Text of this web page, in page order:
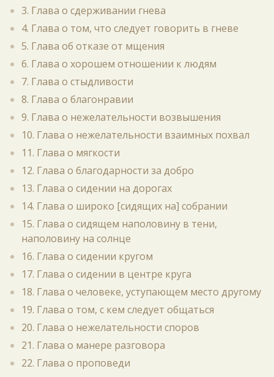
3. Глава о сдерживании гнева
4. Глава о том, что следует говорить в гневе
5. Глава об отказе от мщения
6. Глава о хорошем отношении к людям
7. Глава о стыдливости
8. Глава о благонравии
9. Глава о нежелательности возвышения
10. Глава о нежелательности взаимных похвал
11. Глава о мягкости
12. Глава о благодарности за добро
13. Глава о сидении на дорогах
14. Глава о широко [сидящих на] собрании
15. Глава о сидящем наполовину в тени,
наполовину на солнце
16. Глава о сидении кругом
17. Глава о сидении в центре круга
18. Глава о человеке, уступающем место другому
19. Глава о том, с кем следует общаться
20. Глава о нежелательности споров
21. Глава о манере разговора
22. Глава о проповеди